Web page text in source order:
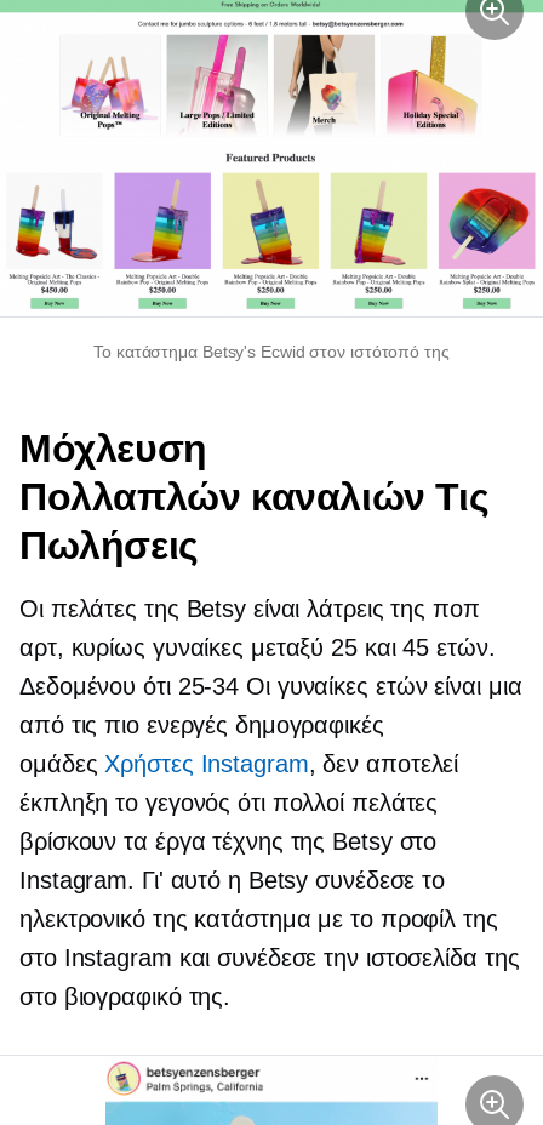
Το κατάστημα Betsy's Ecwid στον ιστότοπό της
Μόχλευση
Πολλαπλών καναλιών Τις
Πωλήσεις
Οι πελάτες της Betsy είναι λάτρεις της ποπ
αρτ, κυρίως γυναίκες μεταξύ 25 και 45 ετών.
Δεδομένου ότι 25-34 Οι γυναίκες ετών είναι μια
από τις πιο ενεργές δημογραφικές
ομάδες Χρήστες Instagram, δεν αποτελεί
έκπληξη το γεγονός ότι πολλοί πελάτες
βρίσκουν τα έργα τέχνης της Betsy στο
Instagram. Γι' αυτό η Betsy συνέδεσε το
ηλεκτρονικό της κατάστημα με το προφίλ της
στο Instagram και συνέδεσε την ιστοσελίδα της
στο βιογραφικό της.